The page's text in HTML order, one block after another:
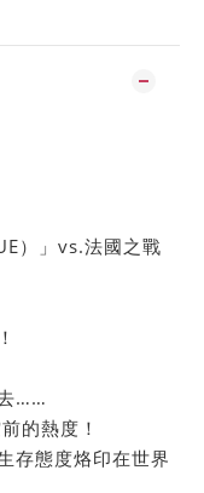
）」vs.法國之戰
……
的熱度！
存態度烙印在世界